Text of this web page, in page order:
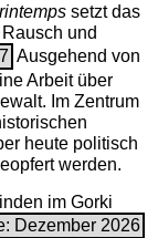
setzt das
und
Ausgehend von
Arbeit über
Im Zentrum
heute politisch
werden.
im Gorki
Dezember 2026